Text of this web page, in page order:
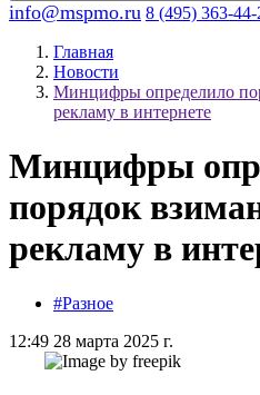
info@mspmo.ru 8 (495) 363-44-
Главная
Новости
Минцифры определило
рекламу в интернете
Минцифры
порядок
рекламу в
#Разное
12:49 28 марта 2025 г.